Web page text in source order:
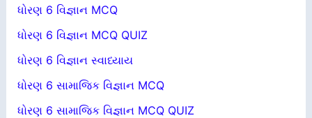
ધોરણ 6 વિજ્ઞાન MCQ
ધોરણ 6 વિજ્ઞાન MCQ QUIZ
ધોરણ 6 વિજ્ઞાન સ્વાધ્યાય
ધોરણ 6 સામાજિક વિજ્ઞાન MCQ
ધોરણ 6 સામાજિક વિજ્ઞાન MCQ QUIZ